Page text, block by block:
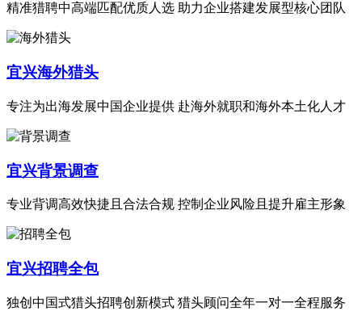
精准猎聘中高端匹配优质人选 助力企业搭建发展型核心团队
宜兴海外猎头
专注为出海发展中国企业提供 赴海外就职和海外本土化人才
宜兴背景调查
专业背调高效快捷且合法合规 控制企业风险且提升雇主形象
宜兴招聘全包
独创中国式猎头招聘创新模式 猎头顾问全年一对一全程服务